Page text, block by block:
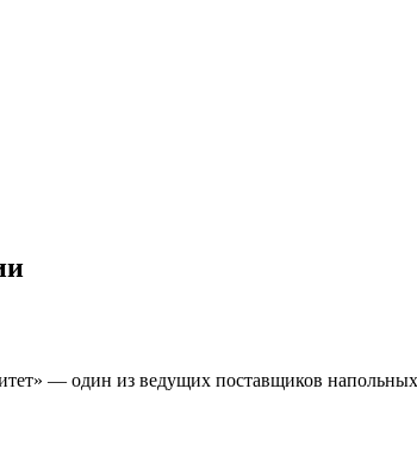
— один из ведущих поставщиков